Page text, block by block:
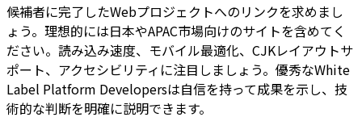
候補者に完了したWebプロジェクトへのリンクを求めまし
ょう。理想的には日本やAPAC市場向けのサイトを含めてく
ださい。読み込み速度、モバイル最適化、CJKレイアウトサ
ポート、アクセシビリティに注目しましょう。優秀なWhite
Label Platform Developersは自信を持って成果を示し、技
術的な判断を明確に説明できます。